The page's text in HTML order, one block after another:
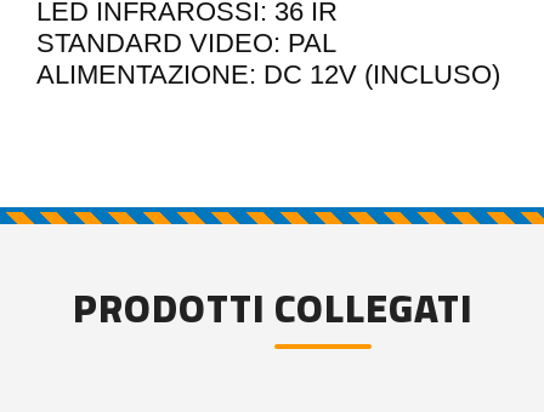
LED INFRAROSSI: 36 IR
STANDARD VIDEO: PAL
ALIMENTAZIONE: DC 12V (INCLUSO)
PRODOTTI COLLEGATI